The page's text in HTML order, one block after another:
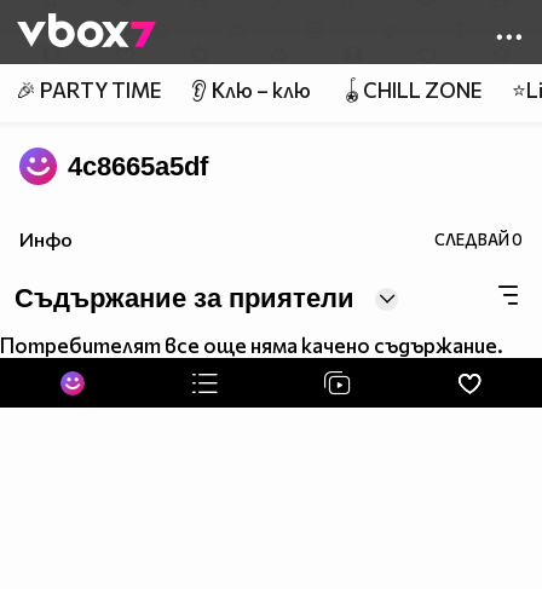
👾
🎉 PARTY TIME 👂 Клю – клю 🪀CHILL ZONE
4c8665a5df
Инфо СЛЕДВАЙ0
Съдържание за приятели
Потребителят все още няма качено съдържание.